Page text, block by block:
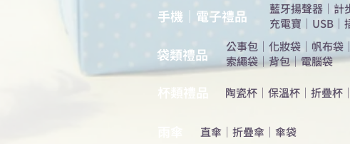
手機｜電子禮品 ​藍牙揚聲器 ｜ 計
充電寶 ｜ USB ｜
​袋類禮品 公事包 ｜ 化妝袋 ｜ 帆布袋 ｜
索繩袋｜ 背包｜電腦袋
杯類禮品 陶瓷杯 ｜ 保溫杯 ｜ 折疊杯 ｜
直傘 ｜ 折疊傘 ｜ 傘袋